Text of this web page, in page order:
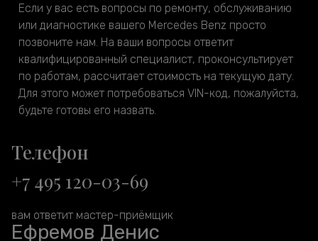
Если у вас есть вопросы по ремонту, обслуживанию
или диагностике вашего Mercedes Benz просто
позвоните нам. На ваши вопросы ответит
квалифицированный специалист, проконсультирует
по работам, рассчитает стоимость на текущую дату.
Для этого может потребоваться VIN-код, пожалуйста,
будьте готовы его назвать.
Телефон
+7 495 120-03-69
вам ответит мастер-приёмщик
Ефремов Денис